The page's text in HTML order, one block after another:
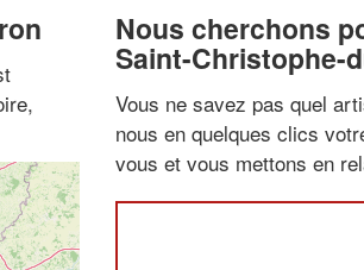
Nous cherchons
Saint-Christophe-
Vous ne savez pas quel
nous en quelques clics
vous et vous mettons en